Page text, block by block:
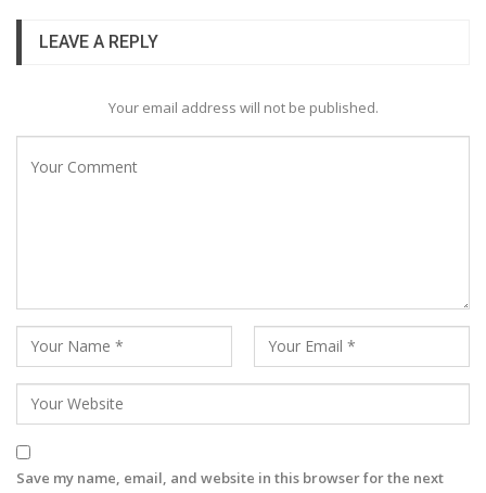
LEAVE A REPLY
Your email address will not be published.
Save my name, email, and website in this browser for the next